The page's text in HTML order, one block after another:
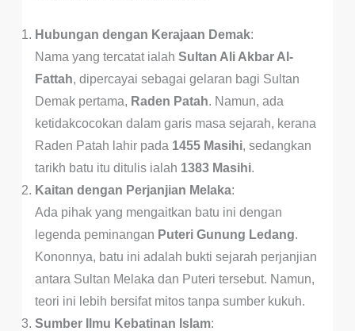
Hubungan dengan Kerajaan Demak:
Nama yang tercatat ialah Sultan Ali Akbar Al-
Fattah, dipercayai sebagai gelaran bagi Sultan
Demak pertama, Raden Patah. Namun, ada
ketidakcocokan dalam garis masa sejarah, kerana
Raden Patah lahir pada 1455 Masihi, sedangkan
tarikh batu itu ditulis ialah 1383 Masihi.
Kaitan dengan Perjanjian Melaka:
Ada pihak yang mengaitkan batu ini dengan
legenda peminangan Puteri Gunung Ledang.
Kononnya, batu ini adalah bukti sejarah perjanjian
antara Sultan Melaka dan Puteri tersebut. Namun,
teori ini lebih bersifat mitos tanpa sumber kukuh.
Sumber Ilmu Kebatinan Islam: